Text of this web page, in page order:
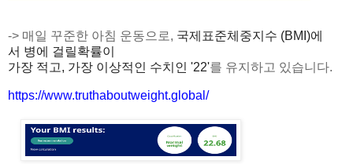
-> 매일 꾸준한 아침 운동으로, 국제표준체중지수 (BMI)에
서 병에 걸릴확률이
가장 적고, 가장 이상적인 수치인 '22'를 유지하고 있습니다.
https://www.truthaboutweight.global/